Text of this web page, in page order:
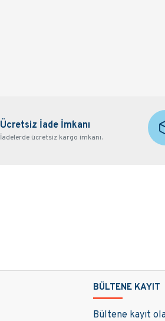
Ücretsiz İade İmkanı
İadelerde ücretsiz kargo imkanı.
BÜLTENE KAYIT
Bültene kayıt